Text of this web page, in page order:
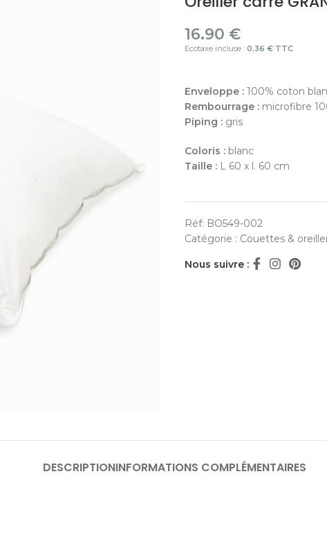
16.90 €
Ecotaxe incluse :0.36 € TTC
Enveloppe :100% coton
Rembourrage :microfibre
Piping :gris
Coloris :blanc
Taille :L 60 x l. 60 cm
Réf: BO549-002
Catégorie : Couettes &
Nous suivre :
DESCRIPTIONINFORMATIONS COMPLÉMENTAIRES